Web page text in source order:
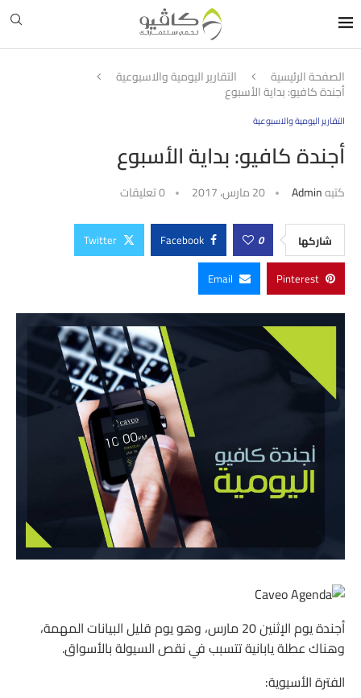
الصفحة الرئيسية التقارير اليومية والاسبوعية
أجندة كافيو: بداية الأسبوع
التقارير اليومية والاسبوعية
أجندة كافيو: بداية الأسبوع
كتبهAdmin 20 مارس، 2017 0 تعليقات
شاركها 0
Facebook
Twitter
Pinterest
Email
أجندة يوم الإثنين 20 مارس، وهو يوم قليل البيانات المهمة،
وهناك عطلة يابانية تتسبب في نقص السيولة بالأسواق.
الفترة الأسيوية: